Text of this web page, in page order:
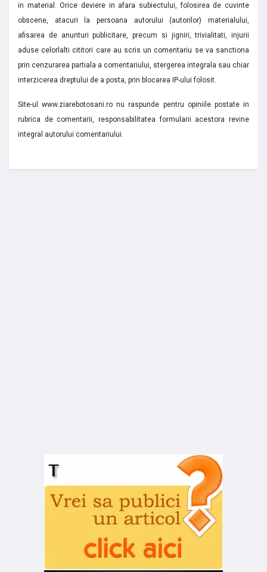
in material. Orice deviere in afara subiectului, folosirea de cuvinte
obscene, atacuri la persoana autorului (autorilor) materialului,
afisarea de anunturi publicitare, precum si jigniri, trivialitati, injurii
aduse celorlalti cititori care au scris un comentariu se va sanctiona
prin cenzurarea partiala a comentariului, stergerea integrala sau chiar
interzicerea dreptului de a posta, prin blocarea IP-ului folosit.
Site-ul www.ziarebotosani.ro nu raspunde pentru opiniile postate in
rubrica de comentarii, responsabilitatea formularii acestora revine
integral autorului comentariului.